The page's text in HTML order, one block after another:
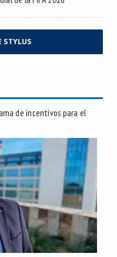
STYLUS
de incentivos para el